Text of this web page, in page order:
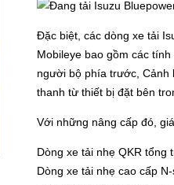
Đặc biệt, các dòng xe tải
Mobileye bao gồm các
người bộ phía trước, Cảnh
thanh từ thiết bị đặt bên
Với những nâng cấp đó,
Dòng xe tải nhẹ QKR tổng
Dòng xe tải nhẹ cao cấp